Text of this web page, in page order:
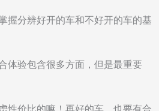
握分辨好开的车和不好开的车的基
体验包含很多方面，但是最重要